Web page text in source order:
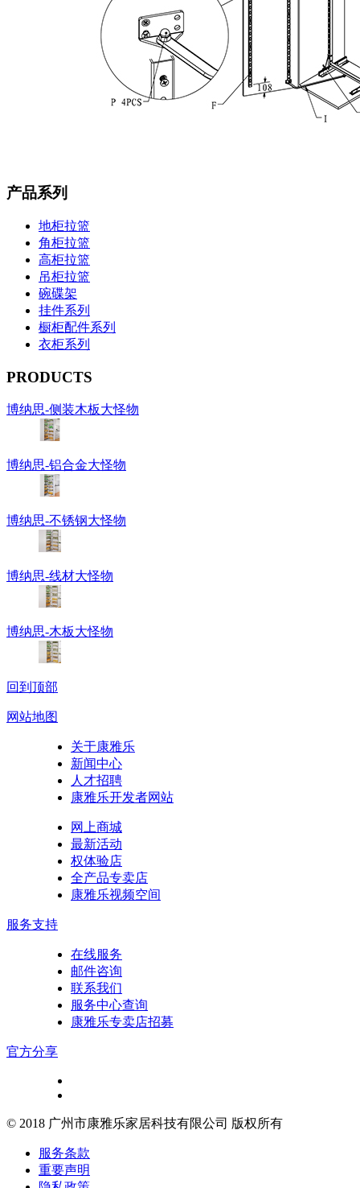
产品系列
地柜拉篮
角柜拉篮
高柜拉篮
吊柜拉篮
碗碟架
挂件系列
橱柜配件系列
衣柜系列
PRODUCTS
博纳思-侧装木板大怪物
博纳思-铝合金大怪物
博纳思-不锈钢大怪物
博纳思-线材大怪物
博纳思-木板大怪物
回到顶部
网站地图
关于康雅乐
新闻中心
人才招聘
康雅乐开发者网站
网上商城
最新活动
权体验店
全产品专卖店
康雅乐视频空间
服务支持
在线服务
邮件咨询
联系我们
服务中心查询
康雅乐专卖店招募
官方分享
© 2018 广州市康雅乐家居科技有限公司 版权所有
服务条款
重要声明